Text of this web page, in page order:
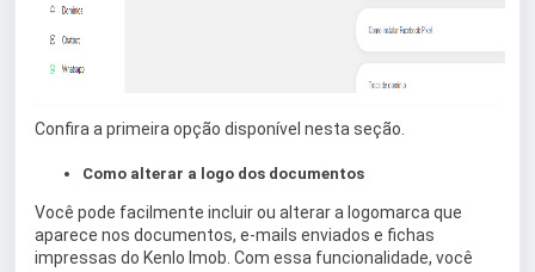
Confira a primeira opção disponível nesta seção.
Como alterar a logo dos documentos
Você pode facilmente incluir ou alterar a logomarca que
aparece nos documentos, e-mails enviados e fichas
impressas do Kenlo Imob. Com essa funcionalidade, você